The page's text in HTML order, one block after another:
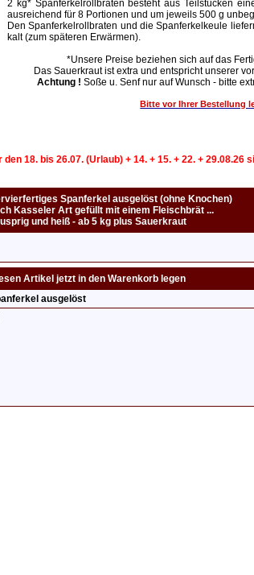
2 kg* Spanferkelrollbraten besteht aus Teilstücken
ausreichend für 8 Portionen und um jeweils 500 g
Den Spanferkelrollbraten und die Spanferkelkeule
kalt (zum späteren Erwärmen).
*Unsere Preise beziehen sich auf das
Das Sauerkraut ist extra und entspricht unserer
Achtung ! Soße u. Senf nur auf Wunsch - bitte
Bitte vor Ihrer Bestellung
den 18. bis 26.07. (Urlaub) + 14. + 15. + 22. +
Spanferkel ausgelöst (ohne Knochen)
Kasseler Art gefüllt mit einem Fleischbrät ...
und heiß - ab 5 kg plus Sauerkraut
Artikel jetzt in den Warenkorb legen
ausgelöst